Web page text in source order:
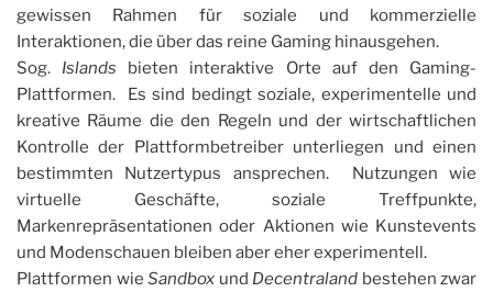
gewissen Rahmen für soziale und kommerzielle
Interaktionen, die über das reine Gaming hinausgehen.
Sog. Islands bieten interaktive Orte auf den Gaming-
Plattformen. Es sind bedingt soziale, experimentelle und
kreative Räume die den Regeln und der wirtschaftlichen
Kontrolle der Plattformbetreiber unterliegen und einen
bestimmten Nutzertypus ansprechen. Nutzungen wie
virtuelle Geschäfte, soziale Treffpunkte,
Markenrepräsentationen oder Aktionen wie Kunstevents
und Modenschauen bleiben aber eher experimentell.
Plattformen wie Sandbox und Decentraland bestehen zwar